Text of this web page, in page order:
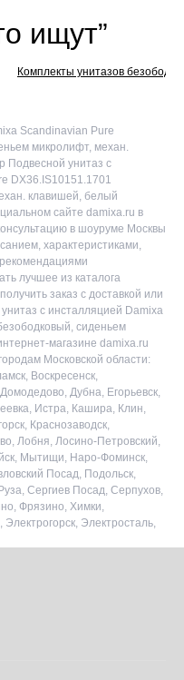
ищут”
Комплекты унитазов
Scandinavian Pure
микролифт, механ.
Подвесной унитаз с
DX36.IS10151.1701
клавишей, белый
сайте damixa.ru в
в шоуруме Москвы
характеристиками,
лучшее из каталога
заказ с доставкой или
с инсталляцией Damixa
сиденьем
магазине damixa.ru
Московской области:
Воскресенск,
Дубна, Егорьевск,
Истра, Кашира, Клин,
Краснозаводск,
Лобня, Лосино-Петровский,
Мытищи, Наро-Фоминск,
Посад, Подольск,
Сергиев Посад, Серпухов,
Фрязино, Химки,
Электросталь,